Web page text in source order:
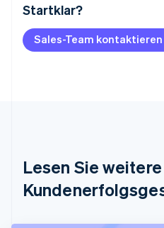
Startklar?
Sales-Team kontaktieren
Lesen Sie weitere
Australien
Belgien
NederlandsFrançaisDeutsch
DeutschEnglish
English
简体中文English